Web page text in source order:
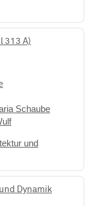
313 A)
Schaube
und
Dynamik